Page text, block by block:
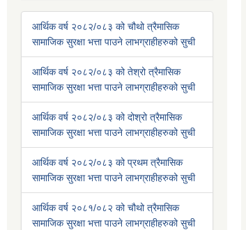
आर्थिक वर्ष २०८२/०८३ को चौथो त्रैमासिक
सामाजिक सुरक्षा भत्ता पाउने लाभग्राहीहरुको सुची
आर्थिक वर्ष २०८२/०८३ को तेश्रो त्रैमासिक
सामाजिक सुरक्षा भत्ता पाउने लाभग्राहीहरुको सुची
आर्थिक वर्ष २०८२/०८३ को दोश्रो त्रैमासिक
सामाजिक सुरक्षा भत्ता पाउने लाभग्राहीहरुको सुची
आर्थिक वर्ष २०८२/०८३ को प्रथम त्रैमासिक
सामाजिक सुरक्षा भत्ता पाउने लाभग्राहीहरुको सुची
आर्थिक वर्ष २०८१/०८२ को चौथो त्रैमासिक
सामाजिक सुरक्षा भत्ता पाउने लाभग्राहीहरुको सुची